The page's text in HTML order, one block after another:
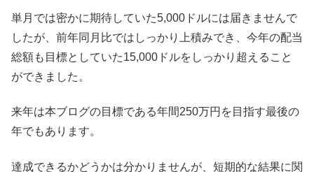
単月では密かに期待していた5,000ドルには届きませんで
したが、前年同月比ではしっかり上積みでき、今年の配当
総額も目標としていた15,000ドルをしっかり超えること
ができました。
来年は本ブログの目標である年間250万円を目指す最後の
年でもあります。
達成できるかどうかは分かりませんが、短期的な結果に関